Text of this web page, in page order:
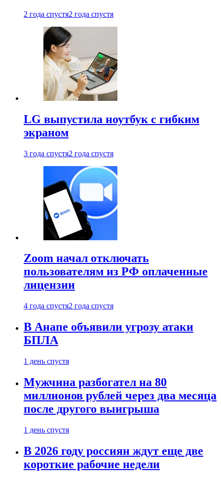
2 года спустя2 года спустя
LG выпустила ноутбук с гибким
экраном
3 года спустя2 года спустя
Zoom начал отключать
пользователям из РФ оплаченные
лицензии
4 года спустя2 года спустя
В Анапе объявили угрозу атаки
БПЛА
1 день спустя
Мужчина разбогател на 80
миллионов рублей через два месяца
после другого выигрыша
1 день спустя
В 2026 году россиян ждут еще две
короткие рабочие недели